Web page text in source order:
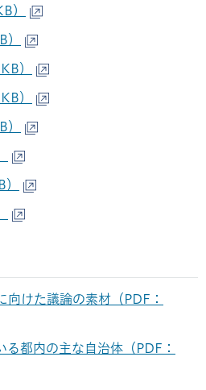
）
）
）
向けた議論の素材（PDF：
る都内の主な自治体（PDF：